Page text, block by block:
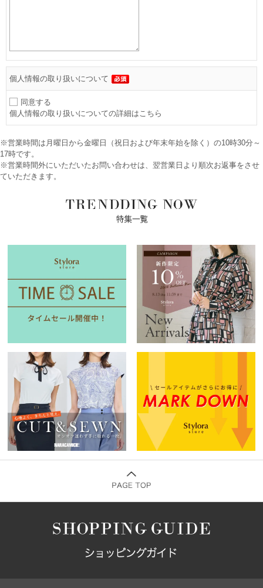
個人情報の取り扱いについて
同意する
個人情報の取り扱いについての詳細はこちら
※営業時間は月曜日から金曜日（祝日および年末年始を除く）の10時30分～
17時です。
※営業時間外にいただいたお問い合わせは、翌営業日より順次お返事をさせ
ていただきます。